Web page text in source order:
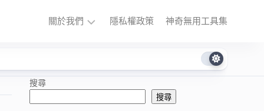
關於我們
勝
Yuki
隱私權政策 神奇無用工具集
搜尋
搜尋